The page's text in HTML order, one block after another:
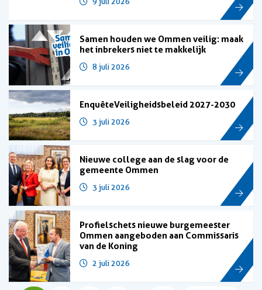
Samen houden we Ommen veilig: maak
het inbrekers niet te makkelijk
8 juli 2026
Enquête Veiligheidsbeleid 2027-2030
3 juli 2026
Nieuwe college aan de slag voor de
gemeente Ommen
3 juli 2026
Profielschets nieuwe burgemeester
Ommen aangeboden aan Commissaris
van de Koning
2 juli 2026